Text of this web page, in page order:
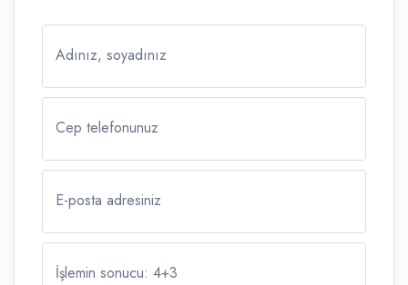
Adınız, soyadınız
Cep telefonunuz
E-posta adresiniz
İşlemin sonucu: 4+3